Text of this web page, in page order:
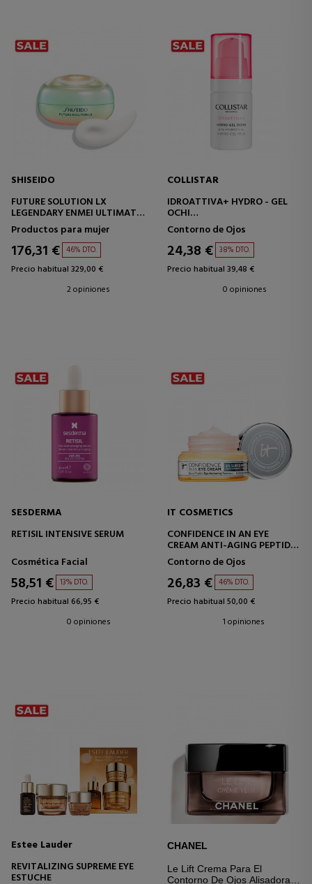
SHISEIDO
FUTURE SOLUTION LX
LEGENDARY ENMEI ULTIMATE
RADIANCE EYE CREAM
CREMA CONTORNO DE OJOS
Productos para mujer
176,31 € 46% DTO.
Precio habitual 329,00 €
2 opiniones
COLLISTAR
IDROATTIVA+ HYDRO - GEL
OCHI
HIDROGEL OJOS
Contorno de Ojos
24,38 € 38% DTO.
Precio habitual 39,48 €
0 opiniones
SESDERMA
RETISIL INTENSIVE SERUM
Cosmética Facial
58,51 € 13% DTO.
Precio habitual 66,95 €
0 opiniones
IT COSMETICS
CONFIDENCE IN AN EYE
CREAM ANTI-AGING PEPTIDE
EYE CREAM
Contorno de Ojos
26,83 € 46% DTO.
Precio habitual 50,00 €
1 opiniones
Estee Lauder
REVITALIZING SUPREME EYE
ESTUCHE
CHANEL
Le Lift Crema Para El
Contorno De Ojos Alisadora Y